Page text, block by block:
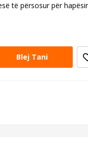
të përsosur për
Blej Tani